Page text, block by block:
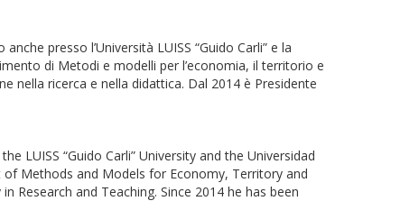
presso l’Università LUISS “Guido Carli” e la
di Metodi e modelli per l’economia, il territorio e
nella ricerca e nella didattica. Dal 2014 è Presidente
LUISS “Guido Carli” University and the Universidad
Methods and Models for Economy, Territory and
Research and Teaching. Since 2014 he has been